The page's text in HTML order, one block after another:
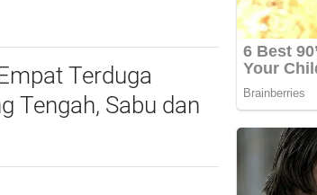
Terduga
Tengah, Sabu dan